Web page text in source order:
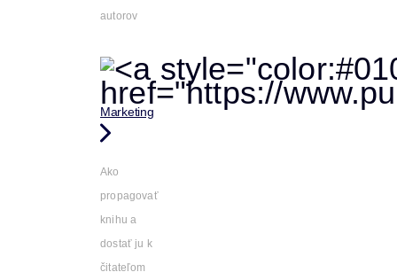
autorov
Marketing
Ako
propagovať
knihu a
dostať ju k
čitateľom